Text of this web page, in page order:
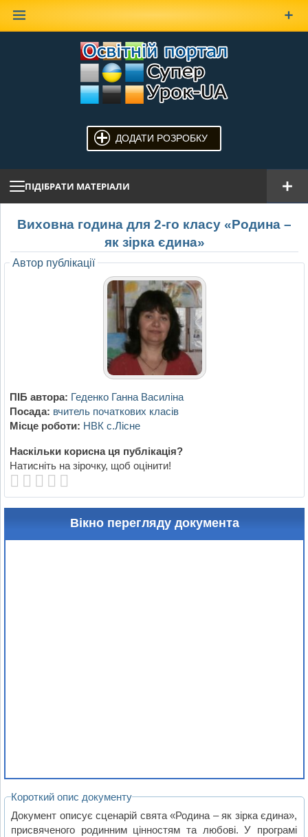
ДОДАТИ РОЗРОБКУ
ПІДІБРАТИ МАТЕРІАЛИ
Виховна година для 2-го класу «Родина –
як зірка єдина»
Автор публікації
ПІБ автора: Геденко Ганна Василіна
Посада: вчитель початкових класів
Місце роботи: НВК с.Лісне
Наскільки корисна ця публікація?
Натисніть на зірочку, щоб оцінити!
Вікно перегляду документа
Короткий опис документу
Документ описує сценарій свята «Родина – як зірка єдина»,
присвяченого родинним цінностям та любові. У програмі